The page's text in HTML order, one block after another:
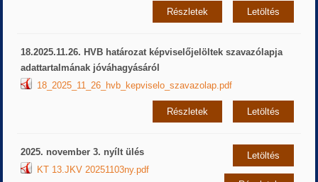
Letöltés
Részletek
18.2025.11.26. HVB határozat képviselőjelöltek szavazólapja
adattartalmának jóváhagyásáról
18_2025_11_26_hvb_kepviselo_szavazolap.pdf
Letöltés
Részletek
2025. november 3. nyílt ülés
KT 13.JKV 20251103ny.pdf
Letöltés